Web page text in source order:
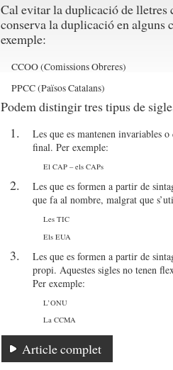
Cal evitar la duplicació de lletres
conserva la duplicació en alguns
exemple:
CCOO (Comissions Obreres)
PPCC (Països Catalans)
Podem distingir tres tipus de
Les que es mantenen invariables
final. Per exemple:
El CAP – els CAPs
Les que es formen a partir de
que fa al nombre, malgrat que
Les TIC
Els EUA
Les que es formen a partir de
propi. Aquestes sigles no tenen
Per exemple:
L’ONU
La CCMA
Article complet